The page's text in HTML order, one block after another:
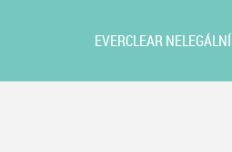
EVERCLEAR NELEGÁLNÍ